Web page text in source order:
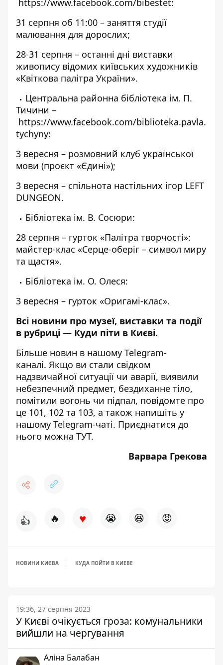
https://www.facebook.com/bibestet:
31 серпня об 11:00 – заняття студії
малювання для дорослих;
28-31 серпня – останні дні виставки
живопису відомих київських художників
«Квіткова палітра України».
Центральна районна бібліотека ім. П.
Тичини –
https://www.facebook.com/biblioteka.pavla.
tychyny:
3 вересня – розмовний клуб української
мови (проєкт «Єдині»);
3 вересня – спільнота настільних ігор LEFT
DUNGEON.
Бібліотека ім. В. Сосюри:
28 серпня – гурток «Палітра творчості»:
майстер-клас «Серце-оберіг – символ миру
та щастя».
Бібліотека ім. О. Олеся:
3 вересня – гурток «Оригамі-клас».
Всі новини про музеї, виставки та події
в рубриці — Куди піти в Києві.
Більше новин в нашому Telegram-
каналі. Якщо ви стали свідком
надзвичайної ситуації чи аварії, виявили
небезпечний предмет, бездиханне тіло,
помітили вогонь чи підпал, повідомте про
це 101, 102 та 103, а також напишіть у
нашому Telegram-чаті. Приєднатися до
нього можна ТУТ.
Варвара Грекова
👍 🔥 ♥ 😭 😆 😡
НОВИНИ КИЄВА КУДА ПОЙТИ В КИЕВЕ
19:36, 27 серпня 2023
У Києві очікується гроза: комунальники
вийшли на чергування
Аліна Балабан